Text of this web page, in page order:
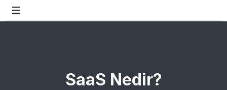
SaaS Nedir?